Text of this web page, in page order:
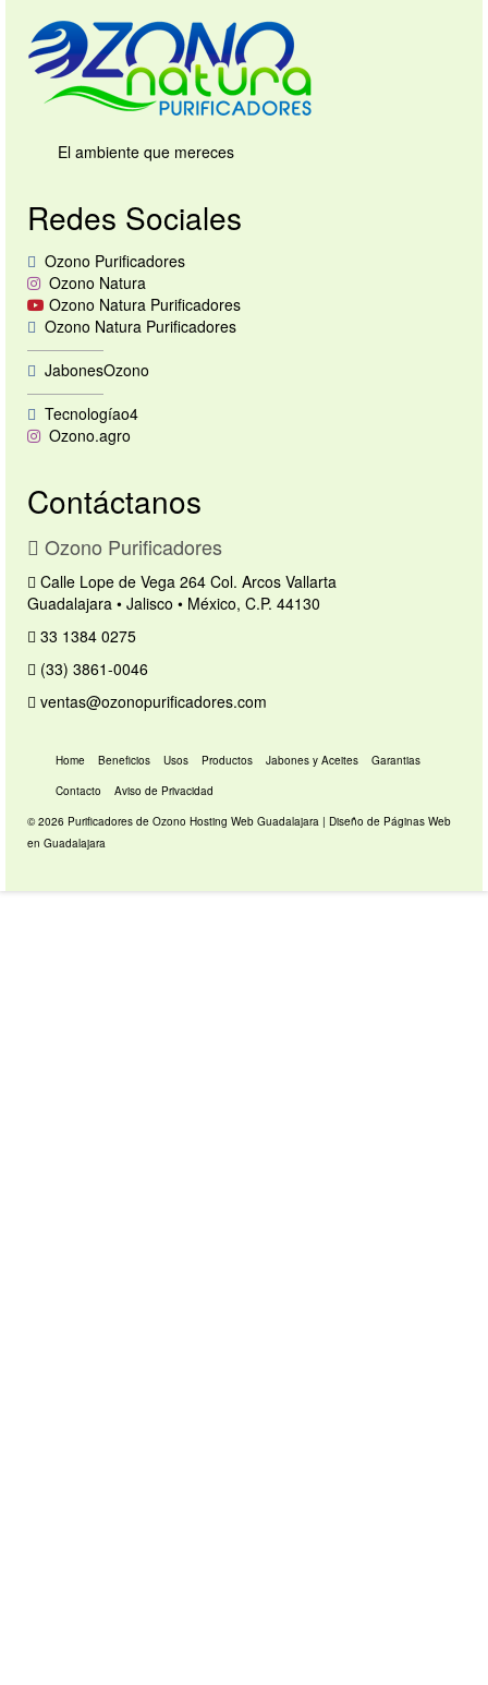
El ambiente que mereces
Redes Sociales
Ozono Purificadores
Ozono Natura
Ozono Natura Purificadores
Ozono Natura Purificadores
—————
JabonesOzono
—————
Tecnologíao4
Ozono.agro
Contáctanos
Ozono Purificadores
Calle Lope de Vega 264 Col. Arcos Vallarta
Guadalajara • Jalisco • México, C.P. 44130
33 1384 0275
(33) 3861-0046
ventas@ozonopurificadores.com
Home Beneficios Usos Productos Jabones y Aceites
Garantias
Contacto
Aviso de Privacidad
© 2026 Purificadores de Ozono Hosting Web Guadalajara | Diseño de Páginas Web
en Guadalajara